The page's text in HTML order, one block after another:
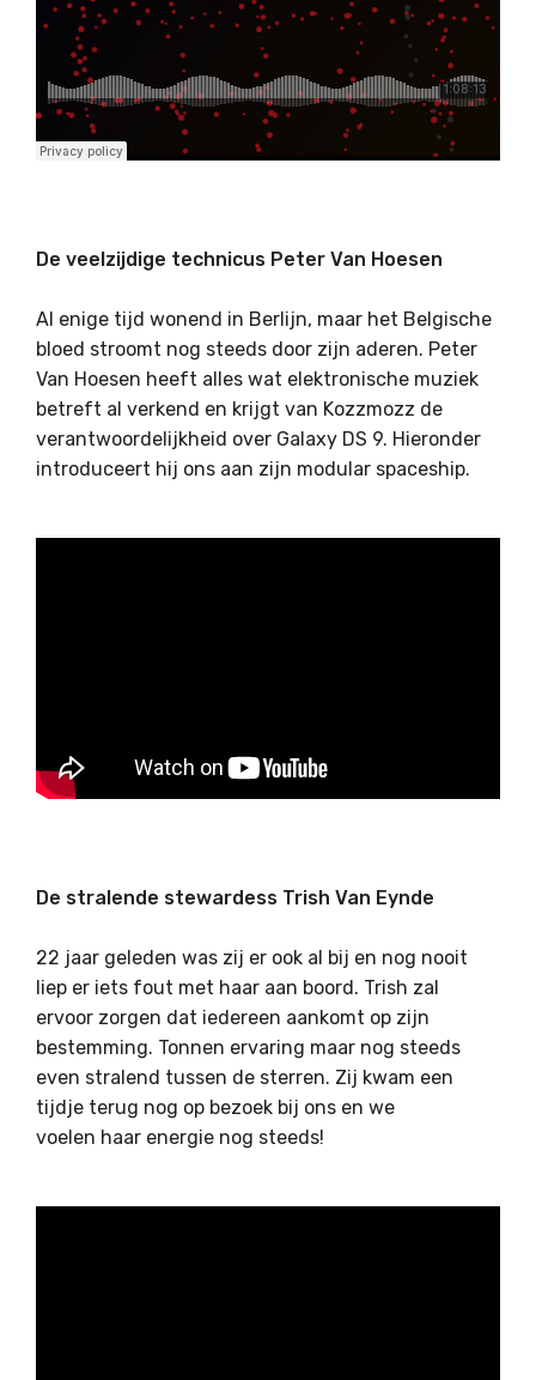
De veelzijdige technicus Peter Van Hoesen
Al enige tijd wonend in Berlijn, maar het Belgische
bloed stroomt nog steeds door zijn aderen. Peter
Van Hoesen heeft alles wat elektronische muziek
betreft al verkend en krijgt van Kozzmozz de
verantwoordelijkheid over Galaxy DS 9. Hieronder
introduceert hij ons aan zijn modular spaceship.
De stralende stewardess Trish Van Eynde
22 jaar geleden was zij er ook al bij en nog nooit
liep er iets fout met haar aan boord. Trish zal
ervoor zorgen dat iedereen aankomt op zijn
bestemming. Tonnen ervaring maar nog steeds
even stralend tussen de sterren. Zij kwam een
tijdje terug nog op bezoek bij ons en we
voelen haar energie nog steeds!